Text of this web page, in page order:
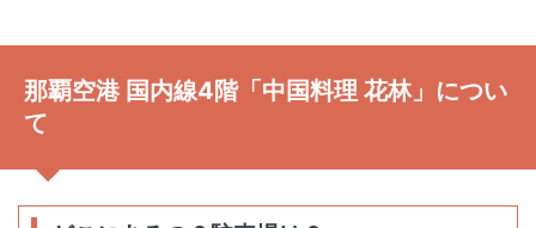
那覇空港 国内線4階「中国料理 花林」につい
て